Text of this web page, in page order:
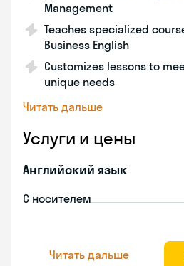
Management
Teaches specialized
Business English
Customizes lessons to
unique needs
Читать дальше
Услуги и цены
Английский язык
С носителем
Читать дальше